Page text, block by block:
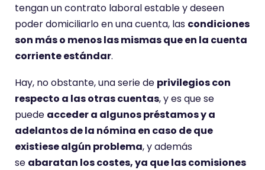
tengan un contrato laboral estable y deseen
poder domiciliarlo en una cuenta, las condiciones
son más o menos las mismas que en la cuenta
corriente estándar.
Hay, no obstante, una serie de privilegios con
respecto a las otras cuentas, y es que se
puede acceder a algunos préstamos y a
adelantos de la nómina en caso de que
existiese algún problema, y además
se abaratan los costes, ya que las comisiones